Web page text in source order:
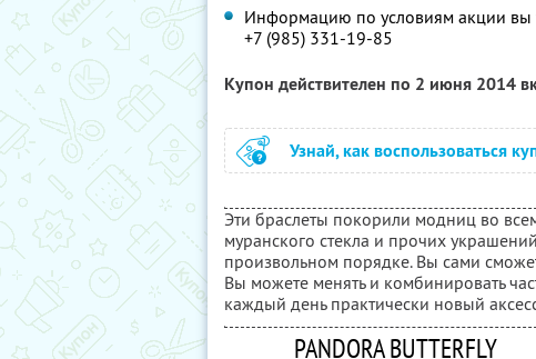
Информацию по условиям акции вы
+7 (985) 331-19-85
Купон действителен по 2 июня 2014
Узнай, как воспользоваться
Эти браслеты покорили модниц во
муранского стекла и прочих
произвольном порядке. Вы сами
Вы можете менять и комбинировать
каждый день практически новый
PANDORA BUTTERFLY